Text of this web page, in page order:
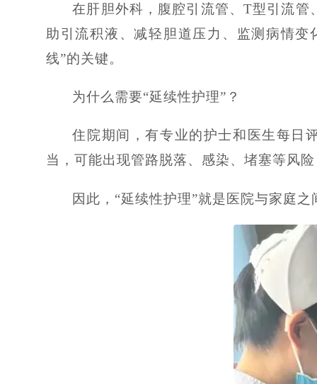
在肝胆外科，腹腔引流管、T型引流管
助引流积液、减轻胆道压力、监测病情
线”的关键。
为什么需要“延续性护理”？
住院期间，有专业的护士和医生每日
当，可能出现管路脱落、感染、堵塞等风
因此，“延续性护理”就是医院与家庭